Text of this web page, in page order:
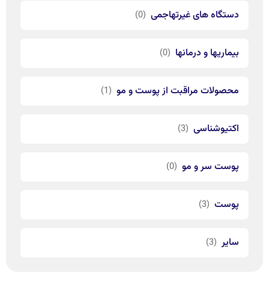
دستگاه های غیرتهاجمی (0)
بیماریها و درمانها (0)
محصولات مراقبت از پوست و مو (1)
اکتیوشناسی (3)
پوست سر و مو (0)
پوست (3)
سایر (3)